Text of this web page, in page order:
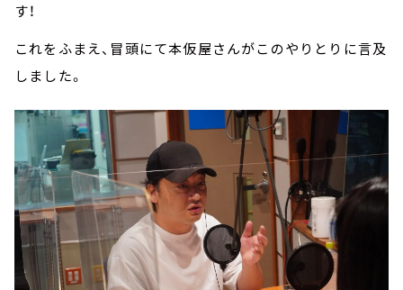
す！
これをふまえ、冒頭にて本仮屋さんがこのやりとりに言及
しました。